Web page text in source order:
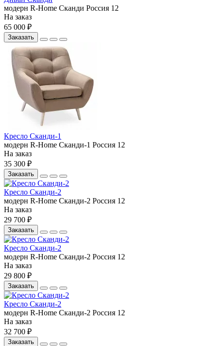
модерн R-Home Сканди Россия 12
На заказ
65 000 ₽
Заказать
Кресло Сканди-1
модерн R-Home Сканди-1 Россия 12
На заказ
35 300 ₽
Заказать
Кресло Сканди-2
модерн R-Home Сканди-2 Россия 12
На заказ
29 700 ₽
Заказать
Кресло Сканди-2
модерн R-Home Сканди-2 Россия 12
На заказ
29 800 ₽
Заказать
Кресло Сканди-2
модерн R-Home Сканди-2 Россия 12
На заказ
32 700 ₽
Заказать